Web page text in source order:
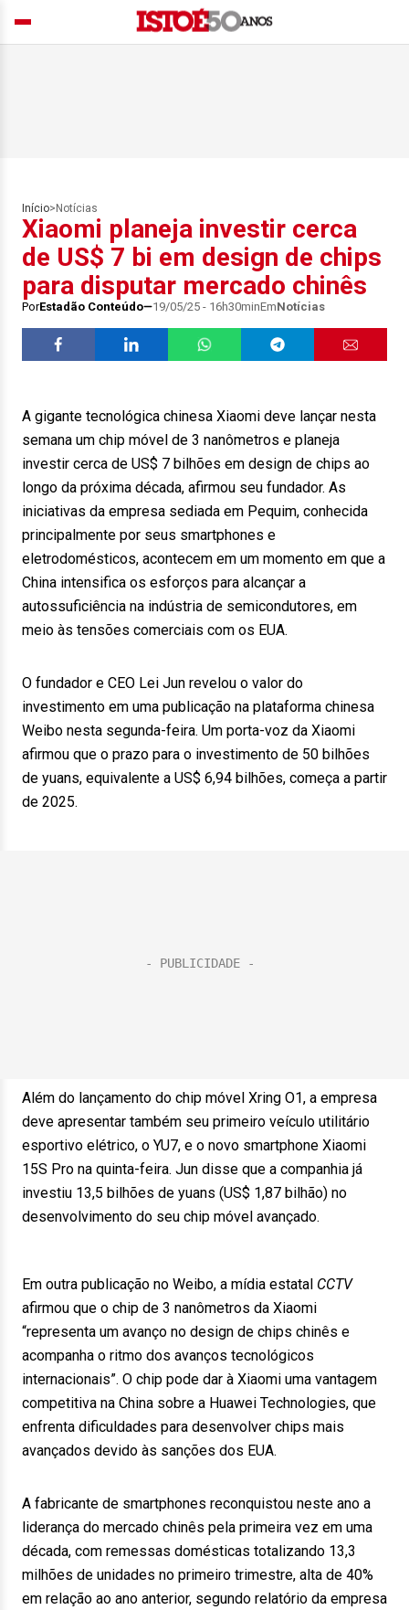
Início> Notícias
Xiaomi planeja investir cerca
de US$ 7 bi em design de chips
para disputar mercado chinês
PorEstadão Conteúdo 19/05/25 - 16h30minEmNotícias
A gigante tecnológica chinesa Xiaomi deve lançar nesta
semana um chip móvel de 3 nanômetros e planeja
investir cerca de US$ 7 bilhões em design de chips ao
longo da próxima década, afirmou seu fundador. As
iniciativas da empresa sediada em Pequim, conhecida
principalmente por seus smartphones e
eletrodomésticos, acontecem em um momento em que a
China intensifica os esforços para alcançar a
autossuficiência na indústria de semicondutores, em
meio às tensões comerciais com os EUA.
O fundador e CEO Lei Jun revelou o valor do
investimento em uma publicação na plataforma chinesa
Weibo nesta segunda-feira. Um porta-voz da Xiaomi
afirmou que o prazo para o investimento de 50 bilhões
de yuans, equivalente a US$ 6,94 bilhões, começa a partir
de 2025.
Além do lançamento do chip móvel Xring O1, a empresa
deve apresentar também seu primeiro veículo utilitário
esportivo elétrico, o YU7, e o novo smartphone Xiaomi
15S Pro na quinta-feira. Jun disse que a companhia já
investiu 13,5 bilhões de yuans (US$ 1,87 bilhão) no
desenvolvimento do seu chip móvel avançado.
Em outra publicação no Weibo, a mídia estatal CCTV
afirmou que o chip de 3 nanômetros da Xiaomi
“representa um avanço no design de chips chinês e
acompanha o ritmo dos avanços tecnológicos
internacionais”. O chip pode dar à Xiaomi uma vantagem
competitiva na China sobre a Huawei Technologies, que
enfrenta dificuldades para desenvolver chips mais
avançados devido às sanções dos EUA.
A fabricante de smartphones reconquistou neste ano a
liderança do mercado chinês pela primeira vez em uma
década, com remessas domésticas totalizando 13,3
milhões de unidades no primeiro trimestre, alta de 40%
em relação ao ano anterior, segundo relatório da empresa